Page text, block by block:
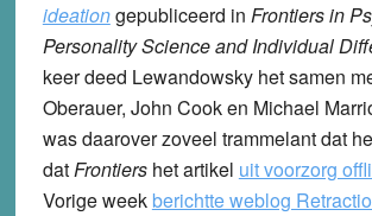
ideationgepubliceerd in Frontiers in
Personality Science and Individual
keer deed Lewandowsky het samen
Oberauer, John Cook en Michael
was daarover zoveel trammelant dat
datFrontiershet artikel uit voorzorg
Vorige week berichtte weblog